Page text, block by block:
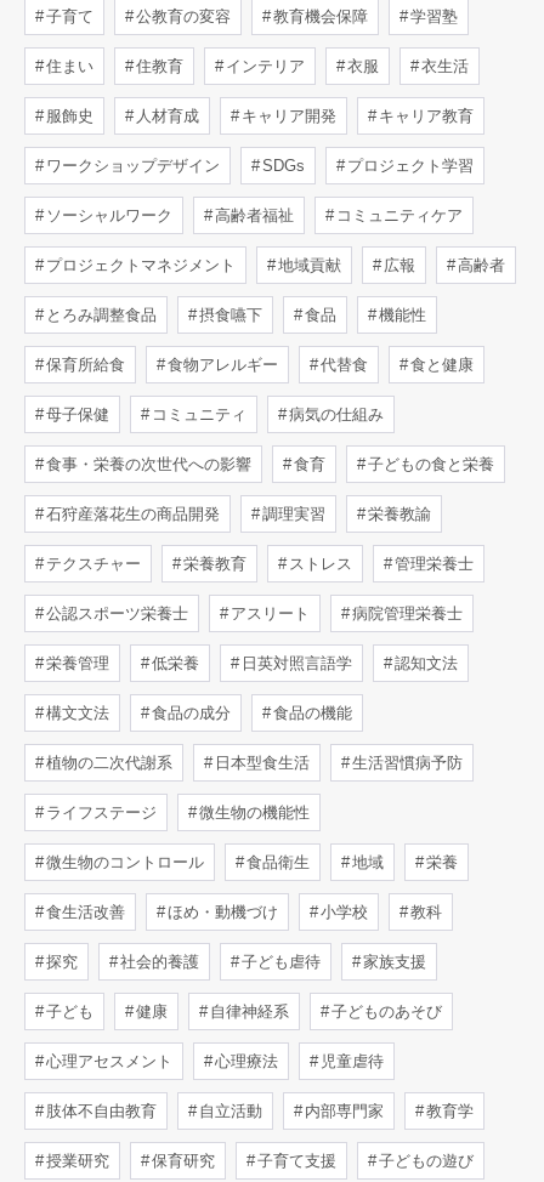
子育て 公教育の変容 教育機会保障 学習塾
住まい 住教育 インテリア 衣服 衣生活
服飾史 人材育成 キャリア開発 キャリア教育
ワークショップデザイン SDGs プロジェクト学習
ソーシャルワーク 高齢者福祉 コミュニティケア
プロジェクトマネジメント 地域貢献 広報 高齢者
とろみ調整食品 摂食嚥下 食品 機能性
保育所給食 食物アレルギー 代替食 食と健康
母子保健 コミュニティ 病気の仕組み
食事・栄養の次世代への影響 食育 子どもの食と栄養
石狩産落花生の商品開発 調理実習 栄養教諭
テクスチャー 栄養教育 ストレス 管理栄養士
公認スポーツ栄養士 アスリート 病院管理栄養士
栄養管理 低栄養 日英対照言語学 認知文法
構文文法 食品の成分 食品の機能
植物の二次代謝系 日本型食生活 生活習慣病予防
ライフステージ 微生物の機能性
微生物のコントロール 食品衛生 地域 栄養
食生活改善 ほめ・動機づけ 小学校 教科
探究 社会的養護 子ども虐待 家族支援
子ども 健康 自律神経系 子どものあそび
心理アセスメント 心理療法 児童虐待
肢体不自由教育 自立活動 内部専門家 教育学
授業研究 保育研究 子育て支援 子どもの遊び